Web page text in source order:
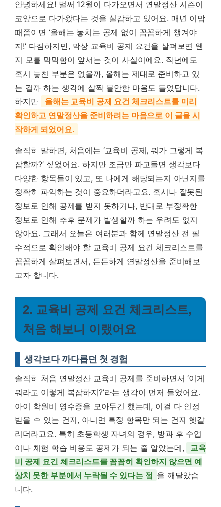
안녕하세요! 벌써 12월이 다가오면서 연말정산 시즌이
코앞으로 다가왔다는 것을 실감하고 있어요. 매년 이맘
때쯤이면 ‘올해는 놓치는 공제 없이 꼼꼼하게 챙겨야
지!’ 다짐하지만, 막상 교육비 공제 요건을 살펴보면 왠
지 모를 막막함이 앞서는 것이 사실이에요. 작년에도
혹시 놓친 부분은 없을까, 올해는 제대로 준비하고 있
는 걸까 하는 생각에 살짝 불안한 마음도 들었답니다.
하지만
올해는 교육비 공제 요건 체크리스트를 미리
확인하고 연말정산을 준비하려는 마음으로 이 글을 시
작하게 되었어요.
솔직히 말하면, 처음에는 ‘교육비 공제, 뭐가 그렇게 복
잡할까?’ 싶었어요. 하지만 조금만 파고들면 생각보다
다양한 항목들이 있고, 또 나에게 해당되는지 아닌지를
정확히 파악하는 것이 중요하더라고요. 혹시나 잘못된
정보로 인해 공제를 받지 못하거나, 반대로 부정확한
정보로 인해 추후 문제가 발생할까 하는 우려도 없지
않아요. 그래서 오늘은 여러분과 함께 연말정산 전 필
수적으로 확인해야 할 교육비 공제 요건 체크리스트를
꼼꼼하게 살펴보면서, 든든하게 연말정산을 준비해보
고자 합니다.
2. 교육비 공제 요건 체크리스트,
처음 해보니 이랬어요
생각보다 까다롭던 첫 경험
솔직히 처음 연말정산 교육비 공제를 준비하면서 ‘이게
뭐라고 이렇게 복잡하지?’라는 생각이 먼저 들었어요.
아이 학원비 영수증을 모아두긴 했는데, 이걸 다 인정
받을 수 있는 건지, 아니면 특정 항목만 되는 건지 헷갈
리더라고요. 특히 초등학생 자녀의 경우, 방과 후 수업
이나 체험 학습 비용도 공제가 되는 줄 알았는데,
교육
비 공제 요건 체크리스트를 꼼꼼히 확인하지 않으면 예
상치 못한 부분에서 누락될 수 있다는 점 을 깨달았습
니다.